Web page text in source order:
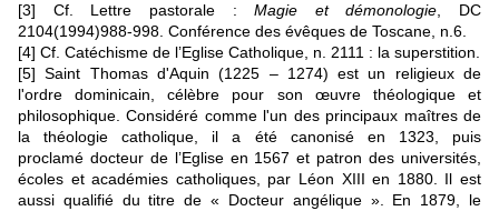
[3] Cf. Lettre pastorale :Magie et démonologie , DC
2104(1994)988-998. Conférence des évêques de Toscane, n.6.
[4] Cf. Catéchisme de l’Eglise Catholique, n. 2111 : la superstition.
[5] Saint Thomas d'Aquin (1225 – 1274) est un religieux de
l'ordre dominicain, célèbre pour son œuvre théologique et
philosophique. Considéré comme l'un des principaux maîtres de
la théologie catholique, il a été canonisé en 1323, puis
proclamé docteur de l’Eglise en 1567 et patron des universités,
écoles et académies catholiques, par Léon XIII en 1880. Il est
aussi qualifié du titre de « Docteur angélique ». En 1879, le